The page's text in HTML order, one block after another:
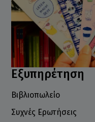
Εξυπηρέτηση
Βιβλιοπωλείο
Συχνές Ερωτήσεις